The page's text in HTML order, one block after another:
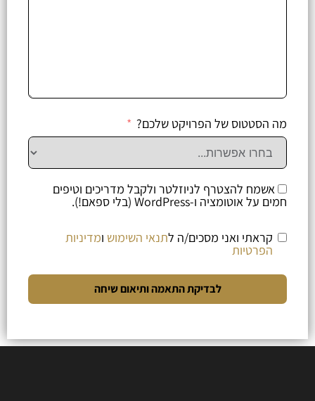
מה הסטטוס של הפרויקט שלכם?
אשמח להצטרף לניוזלטר ולקבל מדריכים וטיפים
חמים על אוטומציה ו-WordPress (בלי ספאם!).
קראתי ואני מסכים/ה לתנאי השימוש ומדיניות
הפרטיות
לבדיקת התאמה ותיאום שיחה